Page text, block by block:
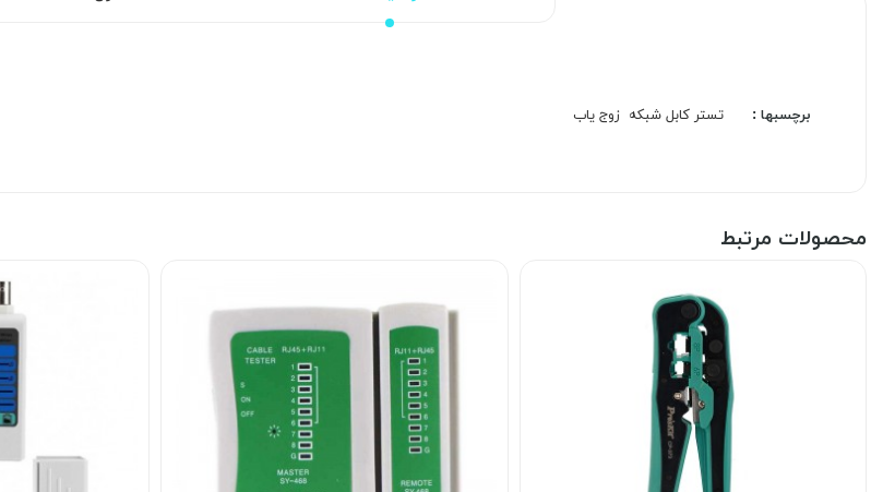
برچسبها : تستر کابل شبکه زوج یاب
محصولات مرتبط